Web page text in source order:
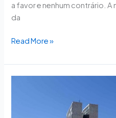
a favor e nenhum contrário. A
da
Read More »